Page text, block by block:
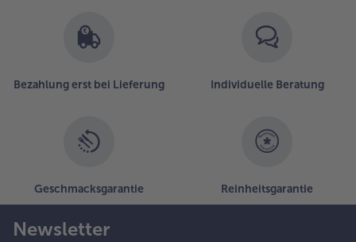
Bezahlung erst bei Lieferung Individuelle Beratung
Geschmacksgarantie Reinheitsgarantie
Newsletter